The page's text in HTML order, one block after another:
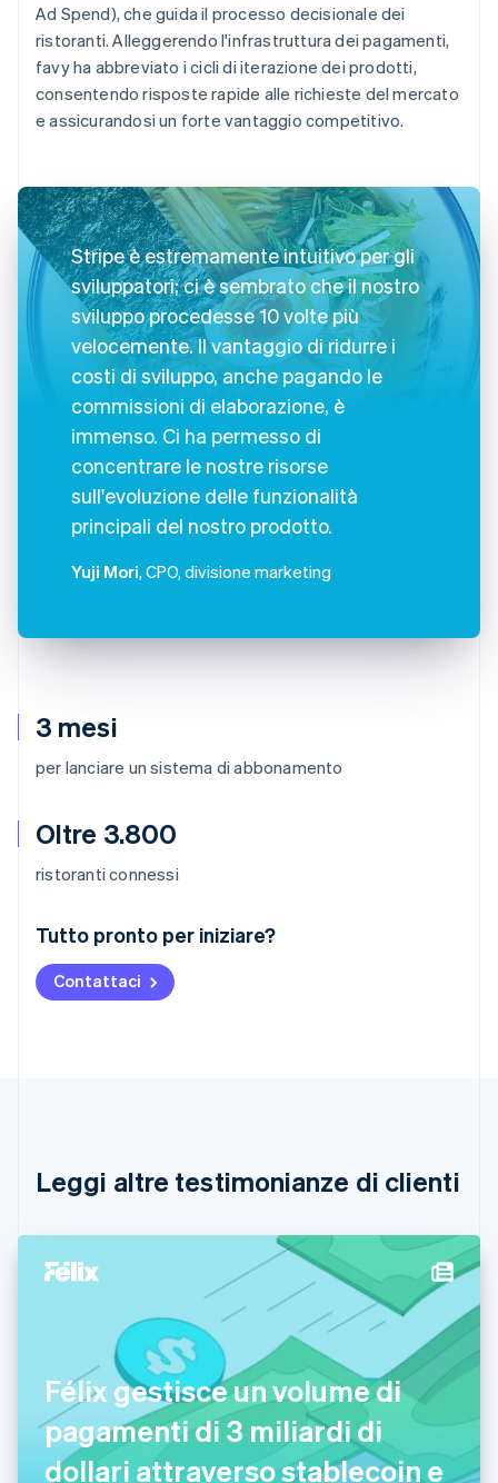
3 mesi
per lanciare un sistema di abbonamento
Oltre 3.800
ristoranti connessi
Tutto pronto per iniziare?
Contattaci
Ad Spend), che guida il processo decisionale dei
ristoranti. Alleggerendo l'infrastruttura dei pagamenti,
favy ha abbreviato i cicli di iterazione dei prodotti,
consentendo risposte rapide alle richieste del mercato
e assicurandosi un forte vantaggio competitivo.
Stripe è estremamente intuitivo per gli
sviluppatori; ci è sembrato che il nostro
sviluppo procedesse 10 volte più
velocemente. Il vantaggio di ridurre i
costi di sviluppo, anche pagando le
commissioni di elaborazione, è
immenso. Ci ha permesso di
concentrare le nostre risorse
sull'evoluzione delle funzionalità
principali del nostro prodotto.
Yuji Mori, CPO, divisione marketing
Leggi altre testimonianze di clienti
Félix gestisce un volume di
pagamenti di 3 miliardi di
dollari attraverso stablecoin e
Australia
English
Austria
DeutschEnglish
English Français
Cina continentale
Cipro
English
Croazia
Danimarca
Emirati Arabi Uniti
English
Estonia
English
Finlandia